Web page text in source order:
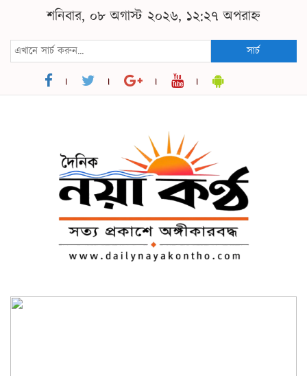
শনিবার, ০৮ অগাস্ট ২০২৬, ১২:২৭ অপরাহ্ন
সার্চ